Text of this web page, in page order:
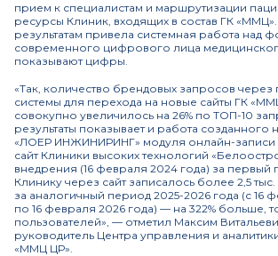
прием к специалистам и маршрутизации
ресурсы Клиник, входящих в состав ГК
результатам привела системная работа над
современного цифрового лица
показывают цифры.
«Так, количество брендовых запросов через
системы для перехода на новые сайты ГК
совокупно увеличилось на 26% по ТОП-10
результаты показывает и работа созданного
«ЛОЕР ИНЖИНИРИНГ» модуля онлайн-записи
сайт Клиники высоких технологий
внедрения (16 февраля 2024 года) за первый
Клинику через сайт записалось более 2,5
за аналогичный период 2025-2026 года (с 16
по 16 февраля 2026 года) — на 322% больше, то
пользователей», — отметил Максим
руководитель Центра управления и
«ММЦ ЦР».